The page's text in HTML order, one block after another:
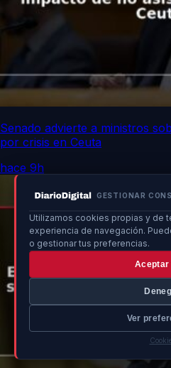
GESTIONAR
Utilizamos cookies propias y de
experiencia de navegación.
o gestionar tus preferencias.
Aceptar
Ver
Senado advierte a ministros
por crisis en Ceuta
hace 9h